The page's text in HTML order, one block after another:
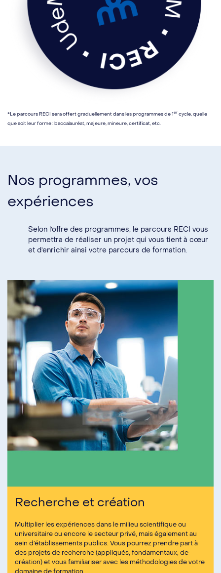
*Le parcours RECI sera offert graduellement dans les programmes de 1er cycle, quelle
que soit leur forme : baccalauréat, majeure, mineure, certificat, etc.
Nos programmes, vos
expériences
Selon l’offre des programmes, le parcours RECI vous
permettra de réaliser un projet qui vous tient à cœur
et d’enrichir ainsi votre parcours de formation.
Recherche et création
Multiplier les expériences dans le milieu scientifique ou
universitaire ou encore le secteur privé, mais également au
sein d’établissements publics. Vous pourrez prendre part à
des projets de recherche (appliqués, fondamentaux, de
création) et vous familiariser avec les méthodologies de votre
domaine de formation.